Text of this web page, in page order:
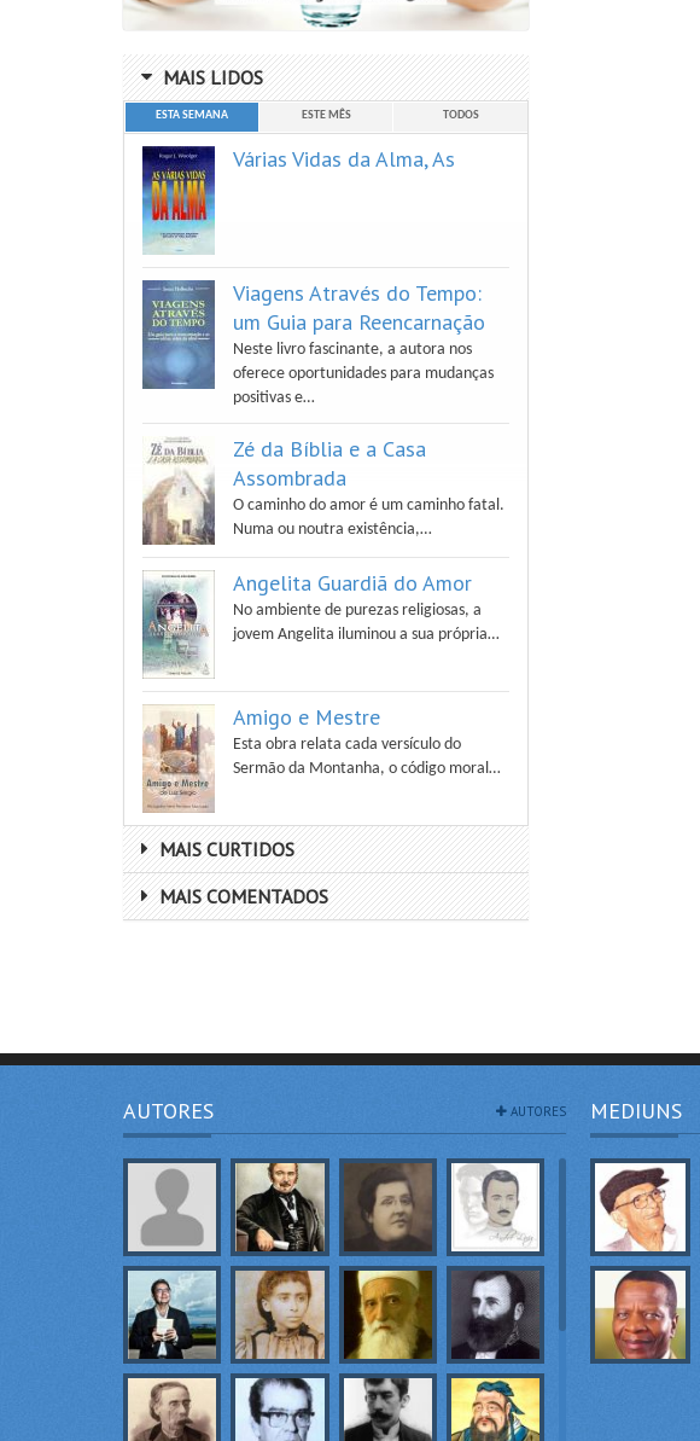
Vera Lucia Marinzeck De Carvalho
MAIS LIDOS
ESTA SEMANA ESTE MÊS TODOS
Várias Vidas da Alma, As
Viagens Através do Tempo:
um Guia para Reencarnação
Neste livro fascinante, a autora nos
oferece oportunidades para mudanças
positivas e…
Zé da Bíblia e a Casa
Assombrada
O caminho do amor é um caminho fatal.
Numa ou noutra existência,…
Angelita Guardiã do Amor
No ambiente de purezas religiosas, a
jovem Angelita iluminou a sua própria…
Amigo e Mestre
Esta obra relata cada versículo do
Sermão da Montanha, o código moral…
MAIS CURTIDOS
MAIS COMENTADOS
AUTORES AUTORES MEDIUNS